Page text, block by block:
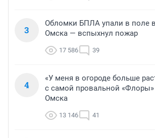
3
Обломки БПЛА упали в поле в
Омска — вспыхнул пожар
17 586 39
4
«У меня в огороде больше
с самой провальной «Флоры»
Омска
13 146 41